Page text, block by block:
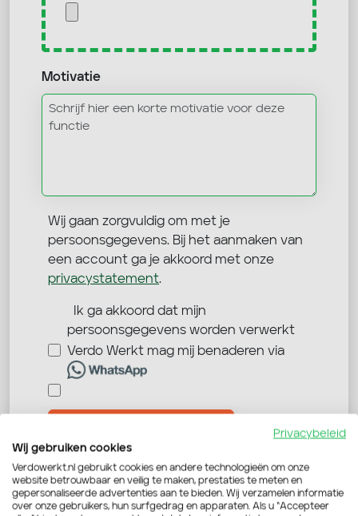
Motivatie
Wij gaan zorgvuldig om met je
persoonsgegevens. Bij het aanmaken van
een account ga je akkoord met onze
privacystatement.
Ik ga akkoord dat mijn
persoonsgegevens worden verwerkt
Verdo Werkt mag mij benaderen via
Privacybeleid
Wij gebruiken cookies
Verdowerkt.nl gebruikt cookies en andere technologieën om onze
website betrouwbaar en veilig te maken, prestaties te meten en
gepersonaliseerde advertenties aan te bieden. Wij verzamelen informatie
over onze gebruikers, hun surfgedrag en apparaten. Als u “Accepteer